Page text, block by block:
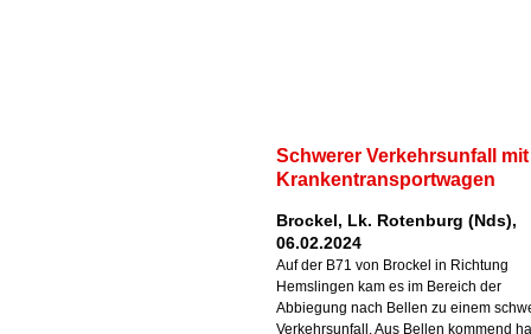
Schwerer Verkehrsunfall mit
Krankentransportwagen
Brockel, Lk. Rotenburg (Nds),
06.02.2024
Auf der B71 von Brockel in Richtung
Hemslingen kam es im Bereich der
Abbiegung nach Bellen zu einem
Verkehrsunfall. Aus Bellen kommend